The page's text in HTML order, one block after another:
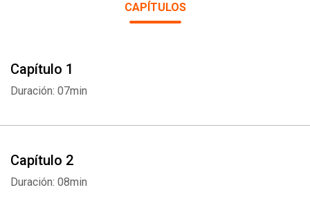
Emmanuel, agora em formato de audiolivro, são tratados
espiritismo. Princípios científicos, dissertações sobre o livre-
arbítrio, determinismo e pluralidade dos mundos habitados são
CAPÍTULOS
Capítulo 1
Duración: 07min
Capítulo 2
Duración: 08min